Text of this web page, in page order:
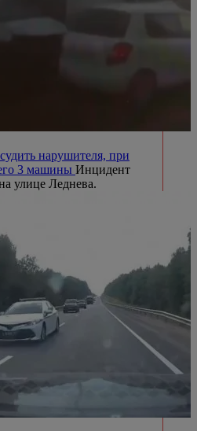
нарушителя, при
3 машины Инцидент
улице Леднева.